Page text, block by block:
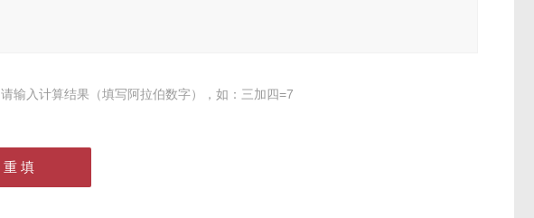
请输入计算结果（填写阿拉伯数字），如：三加四=7